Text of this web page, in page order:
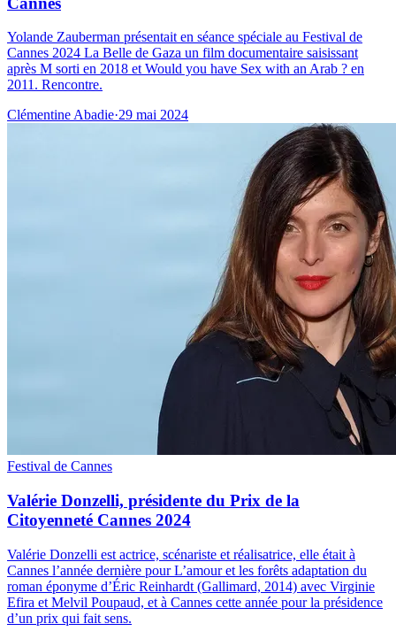
Yolande Zauberman présentait en séance spéciale au Festival de
Cannes 2024 La Belle de Gaza un film documentaire saisissant
après M sorti en 2018 et Would you have Sex with an Arab ? en
2011. Rencontre.
Clémentine Abadie·29 mai 2024
Festival de Cannes
Valérie Donzelli, présidente du Prix de la
Citoyenneté Cannes 2024
Valérie Donzelli est actrice, scénariste et réalisatrice, elle était à
Cannes l’année dernière pour L’amour et les forêts adaptation du
roman éponyme d’Éric Reinhardt (Gallimard, 2014) avec Virginie
Efira et Melvil Poupaud, et à Cannes cette année pour la présidence
d’un prix qui fait sens.